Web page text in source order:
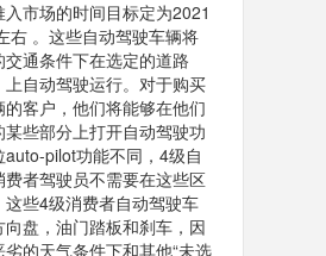
市场的时间目标定为2021
右 。这些自动驾驶车辆将
通条件下在选定的道路
上自动驾驶运行。对于购买
的客户，他们将能够在他们
某些部分上打开自动驾驶功
pilot功能不同，4级自
者驾驶员不需要在这些区
这些4级消费者自动驾驶车
盘，油门踏板和刹车，因
的天气条件下和其他“未选